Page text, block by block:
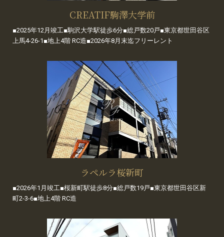
CREATIF駒澤大学前
■2025年12月竣工■駒沢大学駅徒歩6分■総戸数20戸■東京都世田谷区
上馬4-26-1■地上4階 RC造■2026年8月末迄フリーレント
ラペルラ桜新町
■2026年1月竣工■桜新町駅徒歩8分■総戸数19戸■東京都世田谷区新
町2-3-6■地上4階 RC造